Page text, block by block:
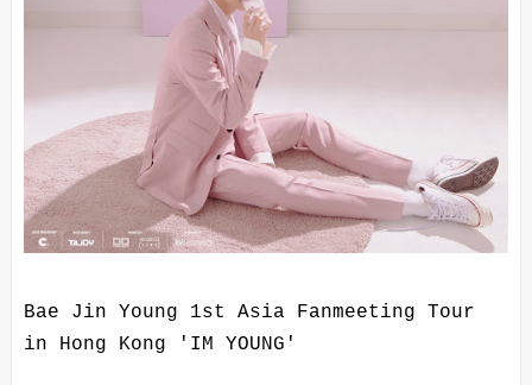
Bae Jin Young 1st Asia Fanmeeting Tour
in Hong Kong 'IM YOUNG'